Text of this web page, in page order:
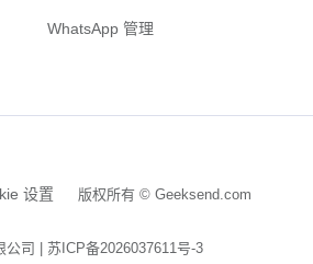
WhatsApp 管理
设置 版权所有 © Geeksend.com
公司 | 苏ICP备2026037611号-3